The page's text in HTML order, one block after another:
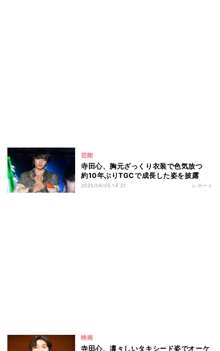
芸能
寺田心、胸元ざっくり衣装で色気放つ
約10年ぶりTGCで成長した姿を披露
2025/04/05 14:37 レポート
映画
寺田心、凛々しいタキシード姿でオーケ